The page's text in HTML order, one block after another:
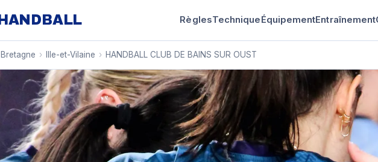
HANDBALL RèglesTechniqueÉquipementEntraînement
Bretagne › Ille-et-Vilaine › HANDBALL CLUB DE BAINS SUR OUST